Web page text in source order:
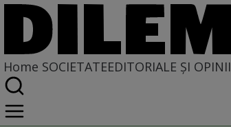
Home SOCIETATEEDITORIALE ȘI OPINII